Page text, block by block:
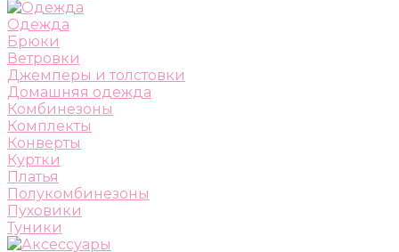
Одежда
Брюки
Ветровки
Джемперы и толстовки
Домашняя одежда
Комбинезоны
Комплекты
Конверты
Куртки
Платья
Полукомбинезоны
Пуховики
Туники